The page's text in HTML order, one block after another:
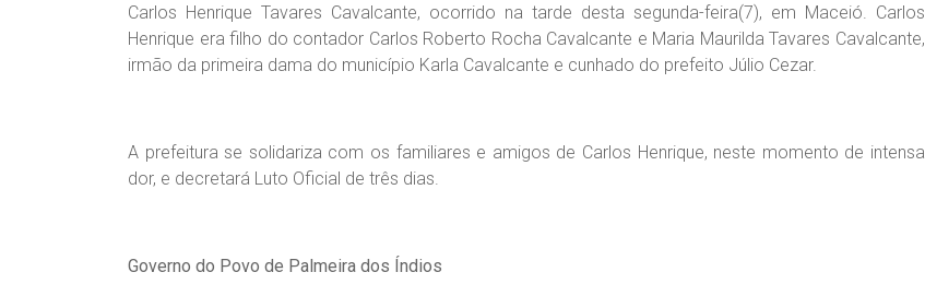
Carlos Henrique Tavares Cavalcante, ocorrido na tarde desta segunda-feira(7), em Maceió. Carlos
Henrique era filho do contador Carlos Roberto Rocha Cavalcante e Maria Maurilda Tavares Cavalcante,
irmão da primeira dama do município Karla Cavalcante e cunhado do prefeito Júlio Cezar.
A prefeitura se solidariza com os familiares e amigos de Carlos Henrique, neste momento de intensa
dor, e decretará Luto Oficial de três dias.
Governo do Povo de Palmeira dos Índios